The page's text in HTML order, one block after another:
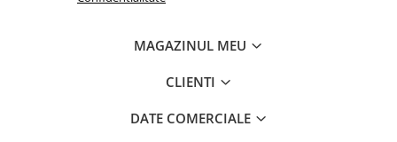
MAGAZINUL MEU
CLIENTI
DATE COMERCIALE